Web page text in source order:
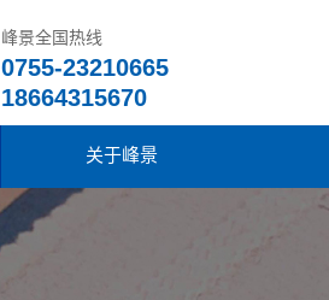
峰景全国热线
0755-23210665
18664315670
关于峰景